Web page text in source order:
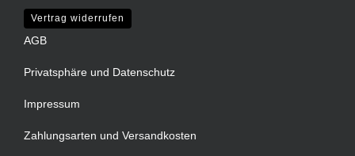
Vertrag widerrufen
AGB
Privatsphäre und Datenschutz
Impressum
Zahlungsarten und Versandkosten